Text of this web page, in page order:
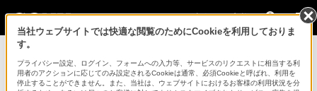
法人のお客様
カムコーダー用周辺機器・アクセサリー >
応商品・アクセサリー
法人のお客様
当社ウェブサイトでは快適な閲覧のためにCookieを利用しておりま
す。
プライバシー設定、ログイン、フォームへの入力等、サービスのリクエストに相当する利
用者のアクションに応じてのみ設定されるCookieは通常、必須Cookieと呼ばれ、利用を
停止することができません。また、当社は、ウェブサイトにおけるお客様の利用状況を分